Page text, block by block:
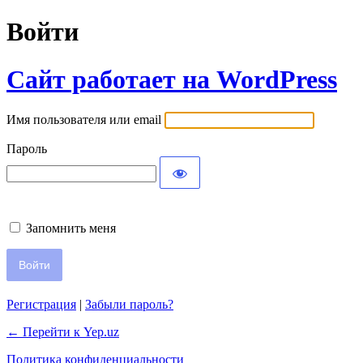
Войти
Сайт работает на WordPress
Имя пользователя или email
Пароль
Запомнить меня
Регистрация | Забыли пароль?
← Перейти к Yep.uz
Политика конфиденциальности